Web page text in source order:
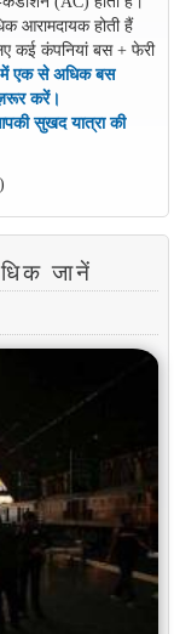
आरामदायक होती हैं
कई कंपनियां बस + फेरी
में एक से अधिक बस
करें।
सुखद यात्रा की
जानें